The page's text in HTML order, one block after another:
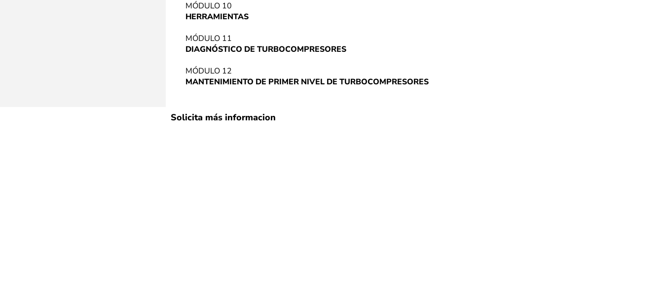
MÓDULO 10
HERRAMIENTAS
MÓDULO 11
DIAGNÓSTICO DE TURBOCOMPRESORES
MÓDULO 12
MANTENIMIENTO DE PRIMER NIVEL DE TURBOCOMPRESORES
Solicita más informacion